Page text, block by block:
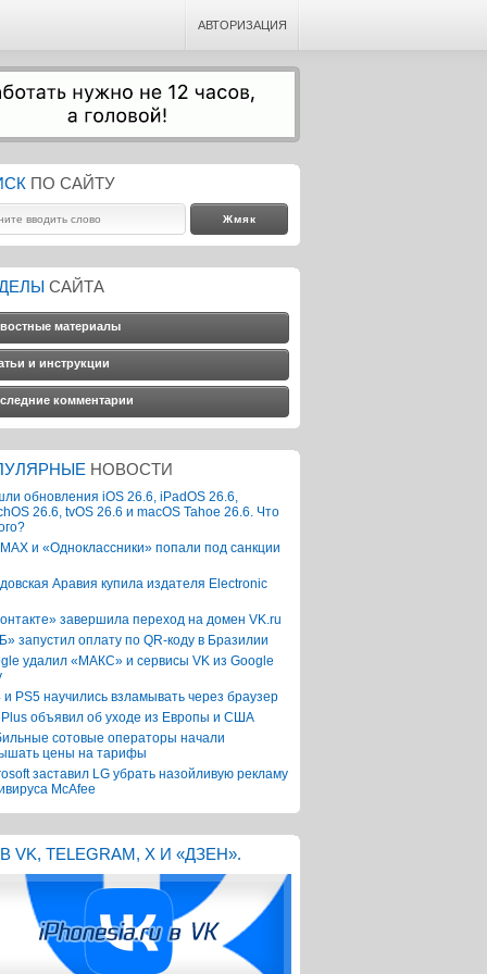
АВТОРИЗАЦИЯ
ПО САЙТУ
САЙТА
материалы
и инструкции
комментарии
НОВОСТИ
обновления iOS 26.6, iPadOS 26.6,
26.6, tvOS 26.6 и macOS Tahoe 26.6. Что
и «Одноклассники» попали под санкции
Аравия купила издателя Electronic
завершила переход на домен VK.ru
запустил оплату по QR-коду в Бразилии
удалил «МАКС» и сервисы VK из Google
и PS5 научились взламывать через браузер
объявил об уходе из Европы и США
сотовые операторы начали
цены на тарифы
заставил LG убрать назойливую рекламу
McAfee
VK, TELEGRAM, X И «ДЗЕН».